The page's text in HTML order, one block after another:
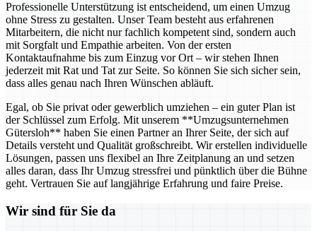
Professionelle Unterstützung ist entscheidend, um einen Umzug
ohne Stress zu gestalten. Unser Team besteht aus erfahrenen
Mitarbeitern, die nicht nur fachlich kompetent sind, sondern auch
mit Sorgfalt und Empathie arbeiten. Von der ersten
Kontaktaufnahme bis zum Einzug vor Ort – wir stehen Ihnen
jederzeit mit Rat und Tat zur Seite. So können Sie sich sicher sein,
dass alles genau nach Ihren Wünschen abläuft.
Egal, ob Sie privat oder gewerblich umziehen – ein guter Plan ist
der Schlüssel zum Erfolg. Mit unserem **Umzugsunternehmen
Gütersloh** haben Sie einen Partner an Ihrer Seite, der sich auf
Details versteht und Qualität großschreibt. Wir erstellen individuelle
Lösungen, passen uns flexibel an Ihre Zeitplanung an und setzen
alles daran, dass Ihr Umzug stressfrei und pünktlich über die Bühne
geht. Vertrauen Sie auf langjährige Erfahrung und faire Preise.
Wir sind für Sie da